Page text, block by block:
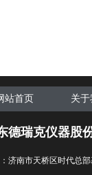
站首页 关
德瑞克仪器股
济南市天桥区时代总